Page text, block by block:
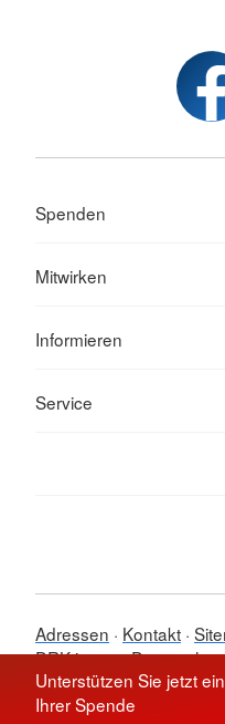
Unterstützen Sie jetzt
Ihrer Spende
Spenden
Mitwirken
Informieren
Service
Adressen Kontakt
DRK intern
© 2026 Ortsverein